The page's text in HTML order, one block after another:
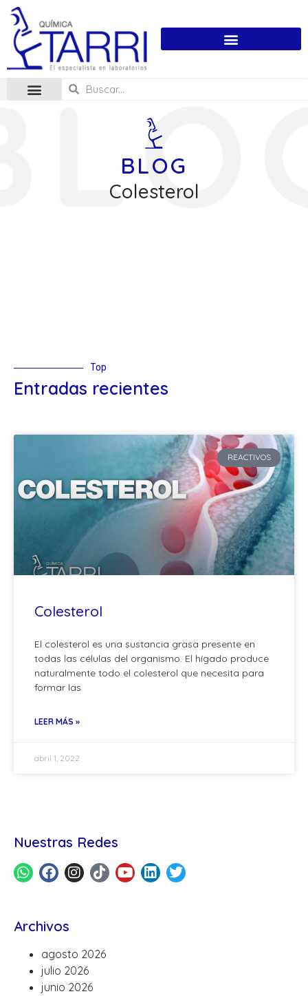
BLOG
Colesterol
Top
Entradas recientes
REACTIVOS
Colesterol
El colesterol es una sustancia grasa presente en
todas las células del organismo. El hígado produce
naturalmente todo el colesterol que necesita para
formar las
LEER MÁS »
abril 1, 2022
Nuestras Redes
Archivos
agosto 2026
julio 2026
junio 2026